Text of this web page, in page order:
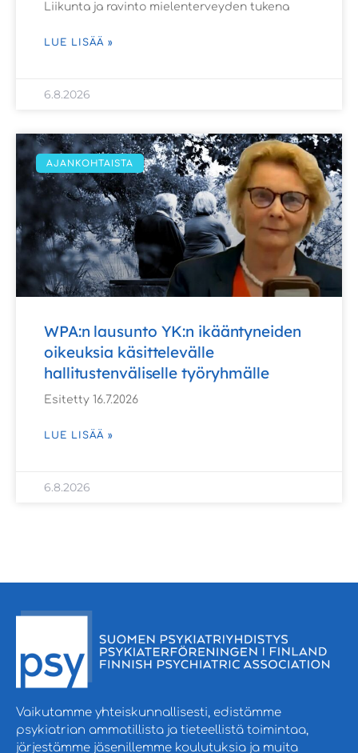
Liikunta ja ravinto mielenterveyden tukena
LUE LISÄÄ »
6.8.2026
AJANKOHTAISTA
WPA:n lausunto YK:n ikääntyneiden
oikeuksia käsittelevälle
hallitustenväliselle työryhmälle
Esitetty 16.7.2026
LUE LISÄÄ »
6.8.2026
Vaikutamme yhteiskunnallisesti, edistämme
psykiatrian ammatillista ja tieteellistä toimintaa,
järjestämme jäsenillemme koulutuksia ja muita